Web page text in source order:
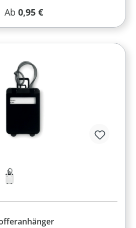
Regulärer Preis:
Ab 0,95 €